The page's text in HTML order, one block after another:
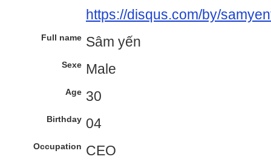
https://disqus.com/by/
Full name Sâm yến
Sexe Male
Age 30
Birthday 04
Occupation CEO